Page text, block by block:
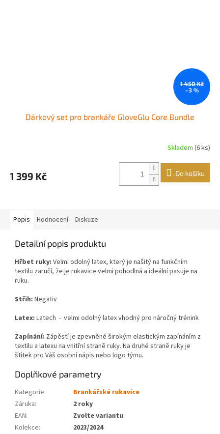
1 450 Kč
–3 %
Dárkový set pro brankáře GloveGlu Core Bundle
Skladem (6 ks)
1 399 Kč Do košíku
Popis Hodnocení Diskuze
Detailní popis produktu
Hřbet ruky: Velmi odolný latex, který je našitý na funkčním
textilu zaručí, že je rukavice velmi pohodlná a ideální pasuje na
ruku.
Střih: Negativ
Latex: Latech - velmi odolný latex vhodný pro náročný trénink
Zapínání: Zápěstí je zpevněné širokým elastickým zapínáním z
textilu a latexu na vnitřní straně ruky. Na druhé straně ruky je
štítek pro Váš osobní nápis nebo logo týmu.
Doplňkové parametry
Kategorie:
Brankářské rukavice
Záruka:
2 roky
EAN:
Zvolte variantu
Kolekce:
2023/2024